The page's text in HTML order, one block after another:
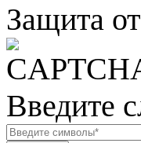
Защита
Введите